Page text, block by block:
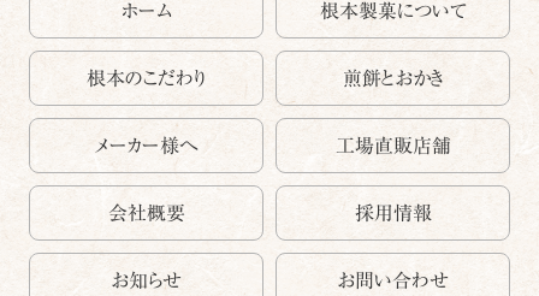
ホーム 根本製菓について
根本のこだわり 煎餅とおかき
メーカー様へ 工場直販店舗
会社概要 採用情報
お知らせ お問い合わせ